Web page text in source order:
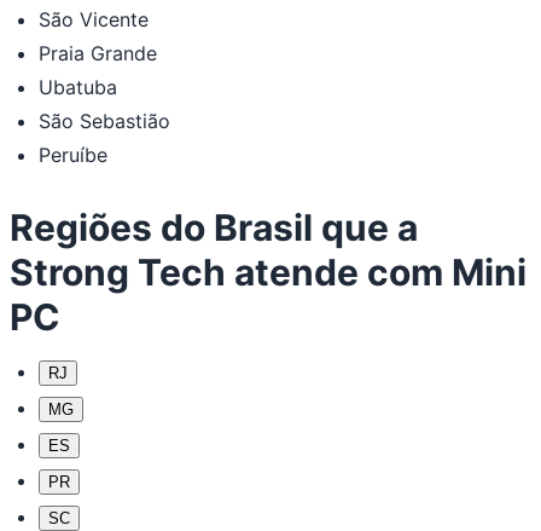
São Vicente
Praia Grande
Ubatuba
São Sebastião
Peruíbe
Regiões do Brasil que a
Strong Tech atende com Mini
PC
RJ
MG
ES
PR
SC